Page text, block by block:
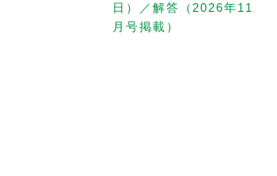
日）／解答（2026年11
月号掲載）